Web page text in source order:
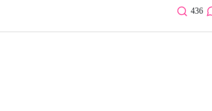
436